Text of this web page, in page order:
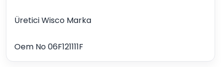
Üretici Wisco Marka
Oem No 06F121111F